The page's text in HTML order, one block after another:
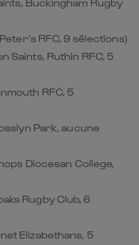
Buckingham Rugby
RFC, 9 sélections)
Saints, Ruthin RFC, 5
RFC, 5
Park, aucune
Diocesan College,
Rugby Club, 6
Elizabethans, 5